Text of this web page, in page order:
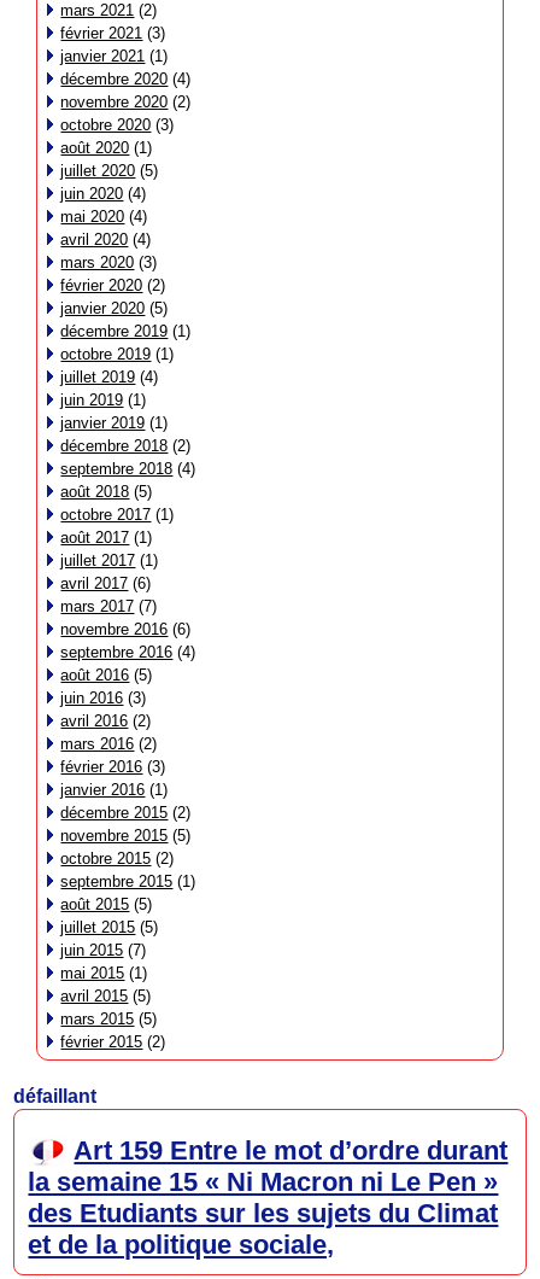
mars 2021 (2)
février 2021 (3)
janvier 2021 (1)
décembre 2020 (4)
novembre 2020 (2)
octobre 2020 (3)
août 2020 (1)
juillet 2020 (5)
juin 2020 (4)
mai 2020 (4)
avril 2020 (4)
mars 2020 (3)
février 2020 (2)
janvier 2020 (5)
décembre 2019 (1)
octobre 2019 (1)
juillet 2019 (4)
juin 2019 (1)
janvier 2019 (1)
décembre 2018 (2)
septembre 2018 (4)
août 2018 (5)
octobre 2017 (1)
août 2017 (1)
juillet 2017 (1)
avril 2017 (6)
mars 2017 (7)
novembre 2016 (6)
septembre 2016 (4)
août 2016 (5)
juin 2016 (3)
avril 2016 (2)
mars 2016 (2)
février 2016 (3)
janvier 2016 (1)
décembre 2015 (2)
novembre 2015 (5)
octobre 2015 (2)
septembre 2015 (1)
août 2015 (5)
juillet 2015 (5)
juin 2015 (7)
mai 2015 (1)
avril 2015 (5)
mars 2015 (5)
février 2015 (2)
défaillant
Art 159 Entre le mot d’ordre durant
la semaine 15 « Ni Macron ni Le Pen »
des Etudiants sur les sujets du Climat
et de la politique sociale,